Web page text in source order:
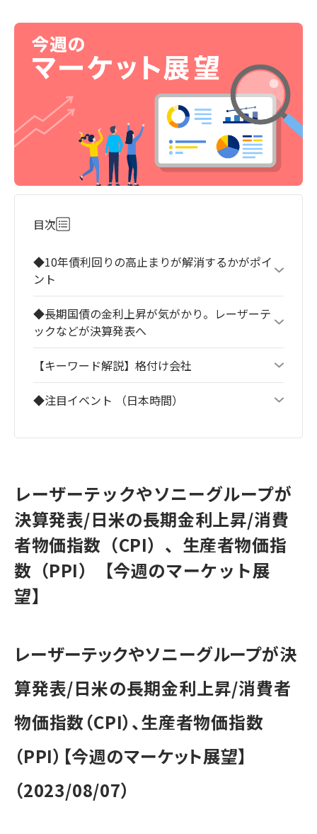
目次
◆10年債利回りの高止まりが解消するかがポイ
ント
◆長期国債の金利上昇が気がかり。レーザーテ
ックなどが決算発表へ
【キーワード解説】格付け会社
◆注目イベント （日本時間）
レーザーテックやソニーグループが
決算発表/日米の長期金利上昇/消費
者物価指数（CPI）、生産者物価指
数（PPI）【今週のマーケット展
望】
レーザーテックやソニーグループが決
算発表/日米の長期金利上昇/消費者
物価指数（CPI）、生産者物価指数
（PPI）【今週のマーケット展望】
（2023/08/07）